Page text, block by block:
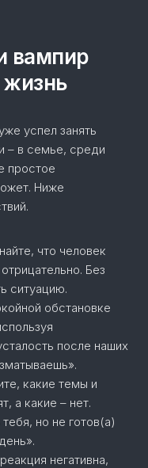
вампир
успел занять
– в семье, среди
простое
Ниже
что человек
Без
ситуацию.
обстановке
после наших
какие темы и
а какие – нет.
но не готов(а)
негативна,